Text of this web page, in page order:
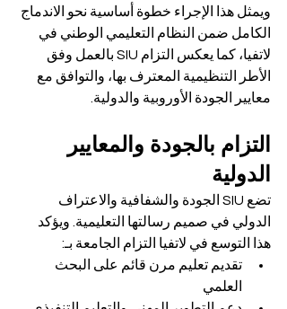
ويمثل هذا الإجراء خطوة أساسية نحو الاندماج
الكامل ضمن النظام التعليمي الوطني في
لاتفيا، كما يعكس التزام SIU بالعمل وفق
الأطر التنظيمية المعترف بها، والتوافق مع
معايير الجودة الأوروبية والدولية.
التزام بالجودة والمعايير
الدولية
تضع SIU الجودة والشفافية والاعتراف
الدولي في صميم رسالتها التعليمية. ويؤكد
هذا التوسع في لاتفيا التزام الجامعة بـ:
تقديم تعليم مرن قائم على البحث
العلمي